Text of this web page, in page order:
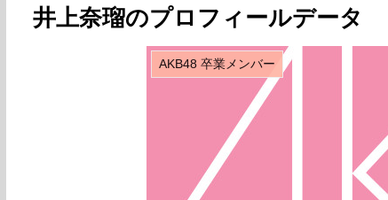
井上奈瑠のプロフィールデータ
AKB48 卒業メンバー